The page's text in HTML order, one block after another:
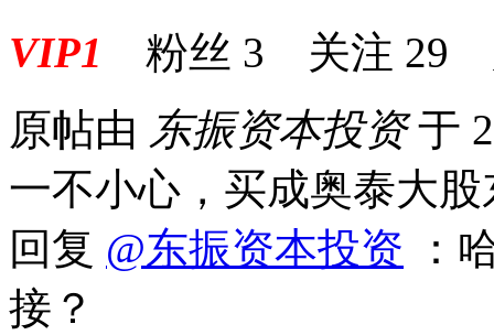
VIP1 粉丝 3 关注 29
原帖由 东振资本投资于
一不小心，买成奥泰大股
回复 @东振资本投资 ：
接？